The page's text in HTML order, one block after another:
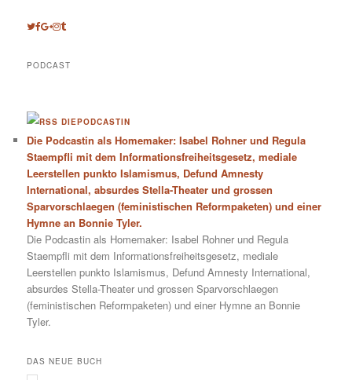
PODCAST
DIEPODCASTIN
Die Podcastin als Homemaker: Isabel Rohner und Regula
Staempfli mit dem Informationsfreiheitsgesetz, mediale
Leerstellen punkto Islamismus, Defund Amnesty
International, absurdes Stella-Theater und grossen
Sparvorschlaegen (feministischen Reformpaketen) und einer
Hymne an Bonnie Tyler.
Die Podcastin als Homemaker: Isabel Rohner und Regula
Staempfli mit dem Informationsfreiheitsgesetz, mediale
Leerstellen punkto Islamismus, Defund Amnesty International,
absurdes Stella-Theater und grossen Sparvorschlaegen
(feministischen Reformpaketen) und einer Hymne an Bonnie
Tyler.
DAS NEUE BUCH